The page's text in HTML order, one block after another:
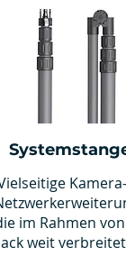
im Rahmen
weit